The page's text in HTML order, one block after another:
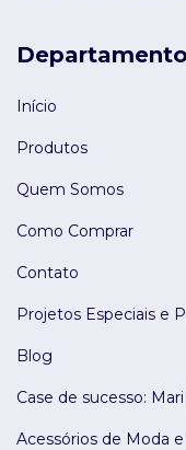
Início
Produtos
Quem Somos
Como Comprar
Contato
Projetos Especiais e
Blog
Case de sucesso:
Acessórios de Moda